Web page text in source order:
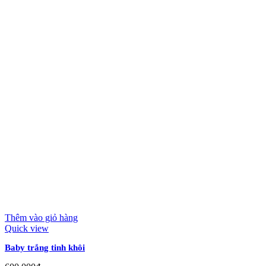
Thêm vào giỏ hàng
Quick view
Baby trắng tinh khôi